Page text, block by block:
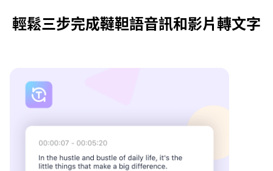
輕鬆三步完成韃靼語音訊和影片轉文字